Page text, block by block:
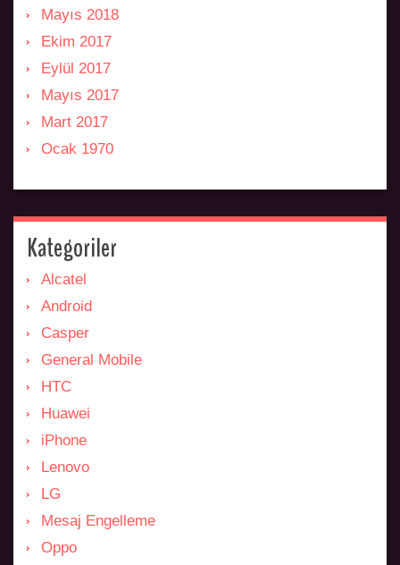
Mayıs 2018
Ekim 2017
Eylül 2017
Mayıs 2017
Mart 2017
Ocak 1970
Kategoriler
Alcatel
Android
Casper
General Mobile
HTC
Huawei
iPhone
Lenovo
LG
Mesaj Engelleme
Oppo